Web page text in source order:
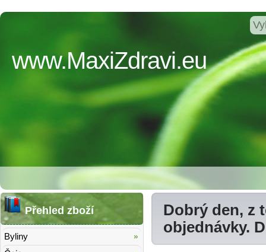
www.MaxiZdravi.eu
Dobrý den, z
objednávky.
Přehled zboží
Byliny